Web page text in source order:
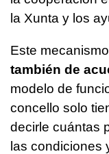
la Xunta y los
Este
también de
modelo de
concello solo
decirle cuántas
las condiciones